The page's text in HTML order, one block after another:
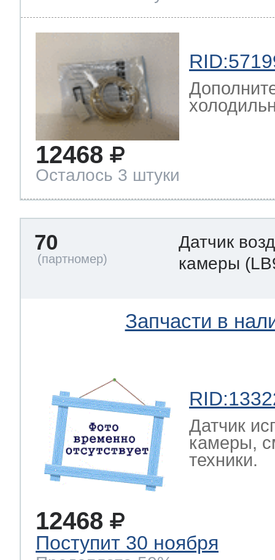
12468
Осталось 3 штуки
70
Датчик
камеры
Запчасти в
Датчик
камеры,
техники.
12468
Поступит 30 ноября